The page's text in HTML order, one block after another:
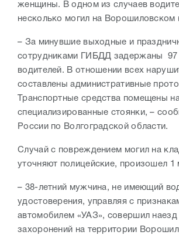
женщины. В одном из случаев
несколько могил на Ворошиловском
– За минувшие выходные и
сотрудниками ГИБДД задержаны 97
водителей. В отношении всех
составлены административные
Транспортные средства помещены
специализированные стоянки, –
России по Волгоградской области.
Случай с повреждением могил на
уточняют полицейские, произошел 1
– 38-летний мужчина, не имеющий
удостоверения, управляя с
автомобилем «УАЗ», совершил наезд
захоронений на территории